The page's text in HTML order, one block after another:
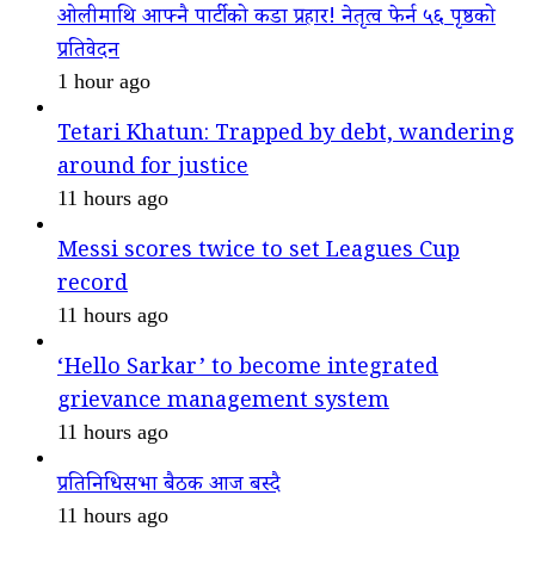
ओलीमाथि आफ्नै पार्टीको कडा प्रहार! नेतृत्व फेर्न ५६ पृष्ठको
प्रतिवेदन
1 hour ago
Tetari Khatun: Trapped by debt, wandering
around for justice
11 hours ago
Messi scores twice to set Leagues Cup
record
11 hours ago
‘Hello Sarkar’ to become integrated
grievance management system
11 hours ago
प्रतिनिधिसभा बैठक आज बस्दै
11 hours ago